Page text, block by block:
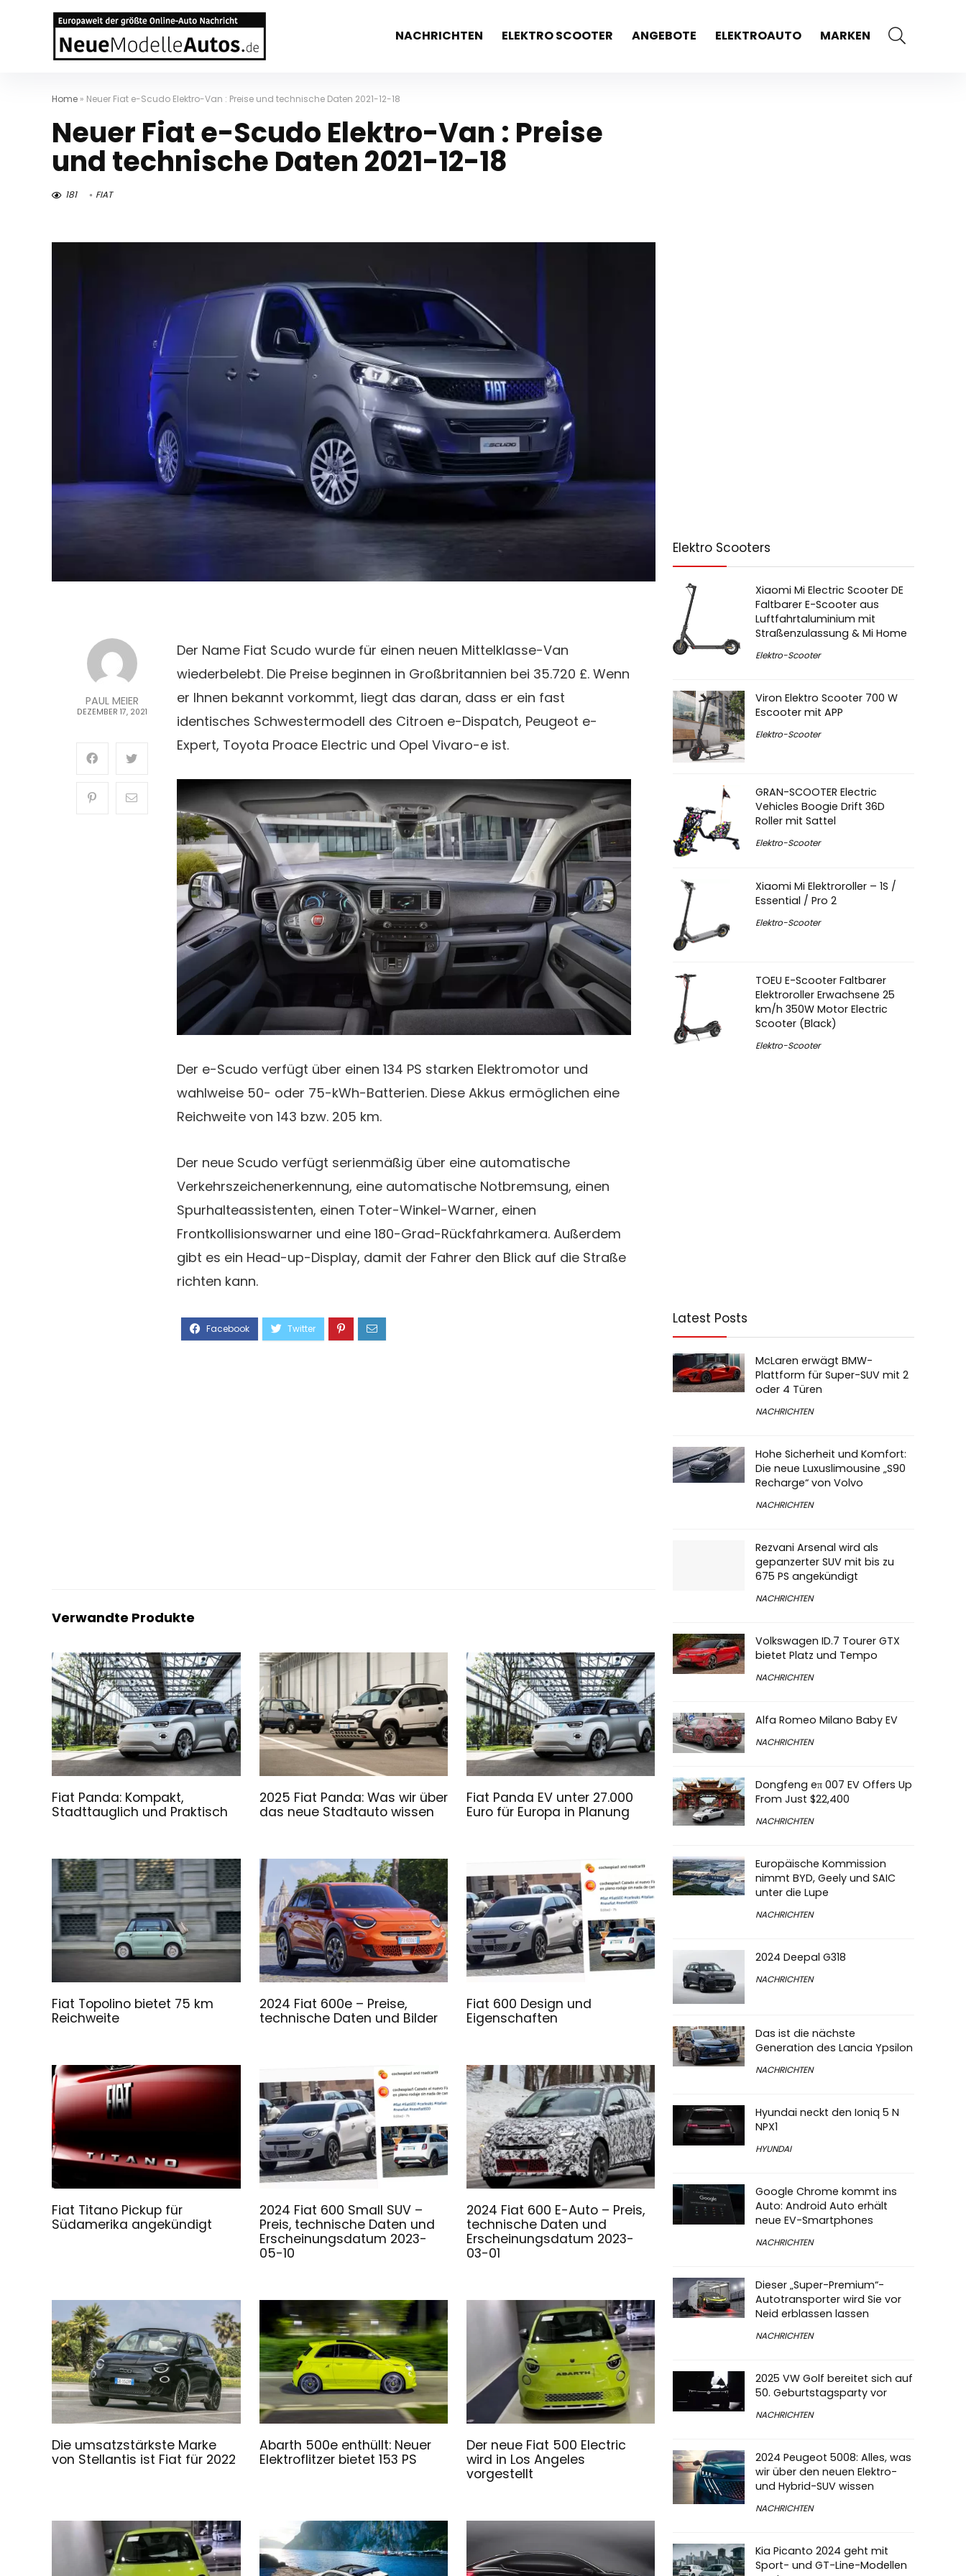
NACHRICHTEN ELEKTRO SCOOTER ANGEBOTE ELEKTROAUTO MARKEN
Home » Neuer Fiat e-Scudo Elektro-Van : Preise und technische Daten 2021-12-18
Neuer Fiat e-Scudo Elektro-Van : Preise
und technische Daten 2021-12-18
181 FIAT
PAUL MEIER
DEZEMBER 17, 2021
Der Name Fiat Scudo wurde für einen neuen Mittelklasse-Van
wiederbelebt. Die Preise beginnen in Großbritannien bei 35.720 £. Wenn
er Ihnen bekannt vorkommt, liegt das daran, dass er ein fast
identisches Schwestermodell des Citroen e-Dispatch, Peugeot e-
Expert, Toyota Proace Electric und Opel Vivaro-e ist.
Der e-Scudo verfügt über einen 134 PS starken Elektromotor und
wahlweise 50- oder 75-kWh-Batterien. Diese Akkus ermöglichen eine
Reichweite von 143 bzw. 205 km.
Der neue Scudo verfügt serienmäßig über eine automatische
Verkehrszeichenerkennung, eine automatische Notbremsung, einen
Spurhalteassistenten, einen Toter-Winkel-Warner, einen
Frontkollisionswarner und eine 180-Grad-Rückfahrkamera. Außerdem
gibt es ein Head-up-Display, damit der Fahrer den Blick auf die Straße
richten kann.
Verwandte Produkte
Fiat Panda: Kompakt,
Stadttauglich und Praktisch
2025 Fiat Panda: Was wir über
das neue Stadtauto wissen
Fiat Panda EV unter 27.000
Euro für Europa in Planung
Fiat Topolino bietet 75 km
Reichweite
2024 Fiat 600e – Preise,
technische Daten und Bilder
Fiat 600 Design und
Eigenschaften
Fiat Titano Pickup für
Südamerika angekündigt
2024 Fiat 600 Small SUV –
Preis, technische Daten und
Erscheinungsdatum 2023-
05-10
2024 Fiat 600 E-Auto – Preis,
technische Daten und
Erscheinungsdatum 2023-
03-01
Die umsatzstärkste Marke
von Stellantis ist Fiat für 2022
Abarth 500e enthüllt: Neuer
Elektroflitzer bietet 153 PS
Der neue Fiat 500 Electric
wird in Los Angeles
vorgestellt
Elektro Scooters
Xiaomi Mi Electric Scooter DE
Faltbarer E-Scooter aus
Luftfahrtaluminium mit
Straßenzulassung & Mi Home
Elektro-Scooter
Viron Elektro Scooter 700 W
Escooter mit APP
Elektro-Scooter
GRAN-SCOOTER Electric
Vehicles Boogie Drift 36D
Roller mit Sattel
Elektro-Scooter
Xiaomi Mi Elektroroller – 1S /
Essential / Pro 2
Elektro-Scooter
TOEU E-Scooter Faltbarer
Elektroroller Erwachsene 25
km/h 350W Motor Electric
Scooter (Black)
Elektro-Scooter
Latest Posts
McLaren erwägt BMW-
Plattform für Super-SUV mit 2
oder 4 Türen
NACHRICHTEN
Hohe Sicherheit und Komfort:
Die neue Luxuslimousine „S90
Recharge“ von Volvo
NACHRICHTEN
Rezvani Arsenal wird als
gepanzerter SUV mit bis zu
675 PS angekündigt
NACHRICHTEN
Volkswagen ID.7 Tourer GTX
bietet Platz und Tempo
NACHRICHTEN
Alfa Romeo Milano Baby EV
NACHRICHTEN
Dongfeng eπ 007 EV Offers Up
From Just $22,400
NACHRICHTEN
Europäische Kommission
nimmt BYD, Geely und SAIC
unter die Lupe
NACHRICHTEN
2024 Deepal G318
NACHRICHTEN
Das ist die nächste
Generation des Lancia Ypsilon
NACHRICHTEN
Hyundai neckt den Ioniq 5 N
NPX1
HYUNDAI
Google Chrome kommt ins
Auto: Android Auto erhält
neue EV-Smartphones
NACHRICHTEN
Dieser „Super-Premium“-
Autotransporter wird Sie vor
Neid erblassen lassen
NACHRICHTEN
2025 VW Golf bereitet sich auf
50. Geburtstagsparty vor
NACHRICHTEN
2024 Peugeot 5008: Alles, was
wir über den neuen Elektro-
und Hybrid-SUV wissen
NACHRICHTEN
Kia Picanto 2024 geht mit
Sport- und GT-Line-Modellen